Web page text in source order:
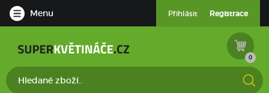
Menu Přihlásit Registrace
0